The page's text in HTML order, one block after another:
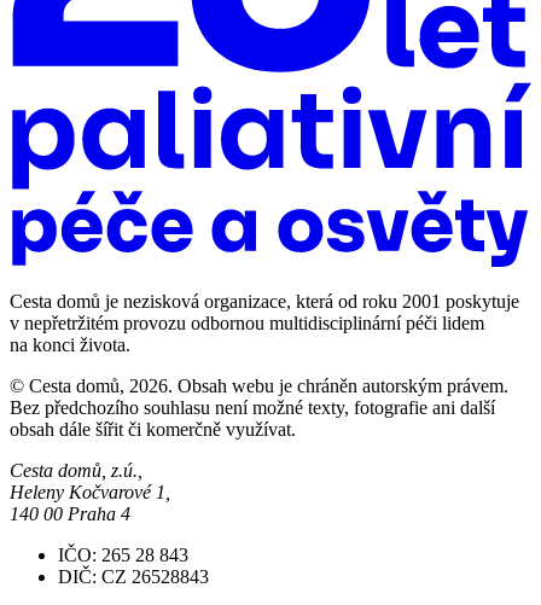
Cesta domů je nezisková organizace, která od roku 2001 poskytuje
v nepřetržitém provozu odbornou multidisciplinární péči lidem
na konci života.
© Cesta domů, 2026. Obsah webu je chráněn autorským právem.
Bez předchozího souhlasu není možné texty, fotografie ani další
obsah dále šířit či komerčně využívat.
Cesta domů, z.ú.,
Heleny Kočvarové 1,
140 00 Praha 4
IČO: 265 28 843
DIČ: CZ 26528843